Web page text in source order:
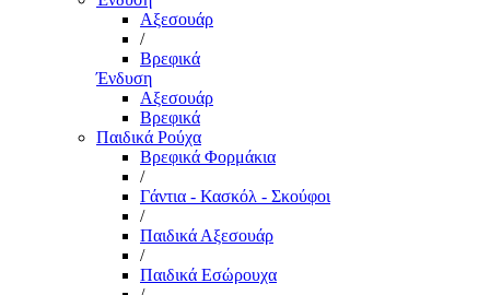
Αξεσουάρ
/
Βρεφικά
Ένδυση
Αξεσουάρ
Βρεφικά
Παιδικά Ρούχα
Βρεφικά Φορμάκια
/
Γάντια - Κασκόλ - Σκούφοι
/
Παιδικά Αξεσουάρ
/
Παιδικά Εσώρουχα